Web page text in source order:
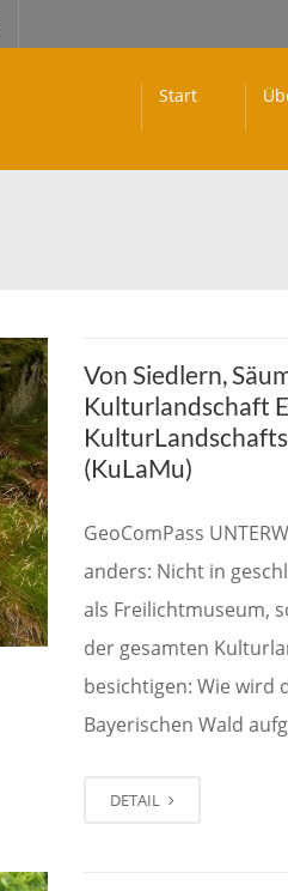
Start
Von Siedlern,
Kulturlandschaft
(KuLaMu)
GeoComPass
anders: Nicht in
als Freilichtmuseum,
der gesamten
besichtigen: Wie wird
Bayerischen Wald
DETAIL